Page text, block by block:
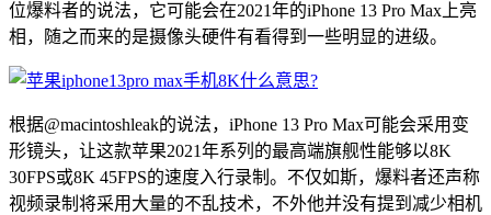
位爆料者的说法，它可能会在2021年的iPhone 13 Pro Max上亮
相，随之而来的是摄像头硬件有看得到一些明显的进级。
根据@macintoshleak的说法，iPhone 13 Pro Max可能会采用变
形镜头，让这款苹果2021年系列的最高端旗舰性能够以8K
30FPS或8K 45FPS的速度入行录制。不仅如斯，爆料者还声称
视频录制将采用大量的不乱技术，不外他并没有提到减少相机